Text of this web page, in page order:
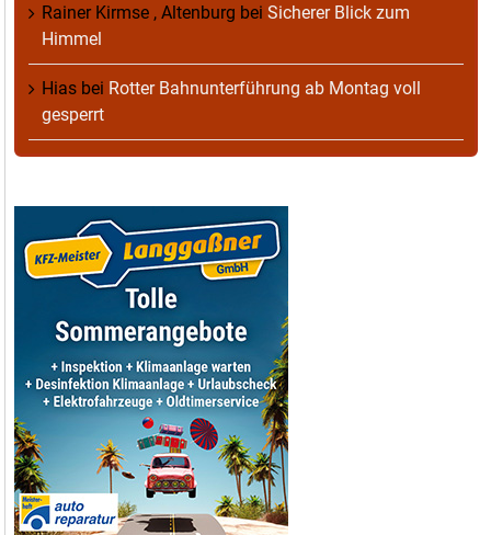
Rainer Kirmse , Altenburg bei Sicherer Blick zum
Himmel
Hias bei Rotter Bahnunterführung ab Montag voll
gesperrt